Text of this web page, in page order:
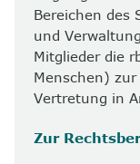
Bereichen des
und
Mitglieder die
Menschen)
Vertretung in
Zur